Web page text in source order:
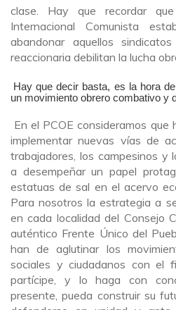
clase. Hay que recordar
Internacional Comunista
abandonar aquellos
reaccionaria debilitan la lucha
Hay que decir basta, es la hora
un movimiento obrero combativo y
En el PCOE consideramos que
implementar nuevas vías de
trabajadores, los campesinos y
a desempeñar un papel
estatuas de sal en el acervo
Para nosotros la estrategia a
en cada localidad del Consejo
auténtico Frente Único del
han de aglutinar los
sociales y ciudadanos con el
partícipe, y lo haga con
presente, pueda construir su